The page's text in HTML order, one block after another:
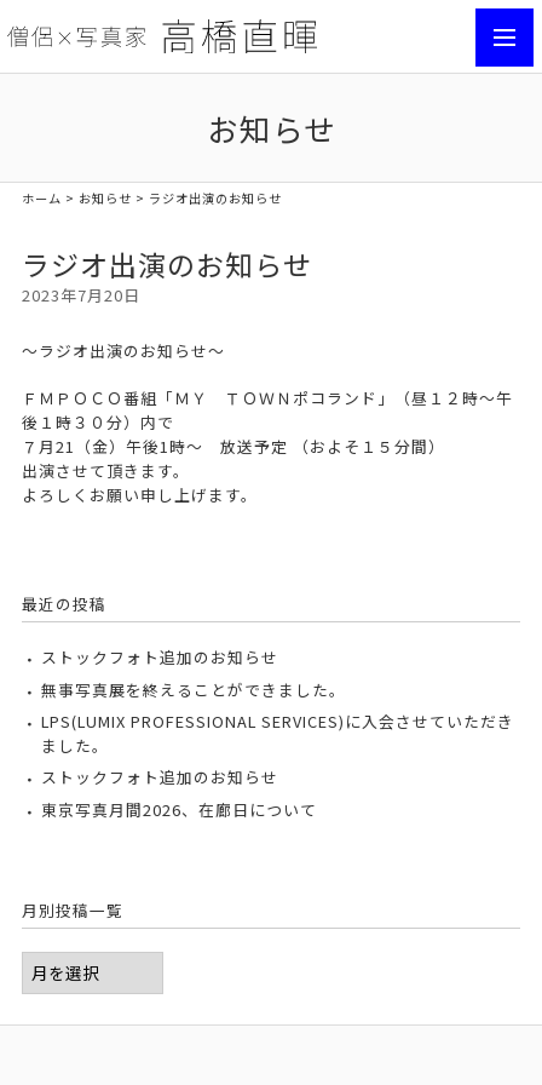
お知らせ
ホーム > お知らせ > ラジオ出演のお知らせ
ラジオ出演のお知らせ
2023年7月20日
〜ラジオ出演のお知らせ〜
ＦＭＰＯＣＯ番組「ＭＹ ＴＯＷＮポコランド」（昼１２時～午
後１時３０分）内で
７月21（金）午後1時～ 放送予定 （およそ１５分間）
出演させて頂きます。
よろしくお願い申し上げます。
最近の投稿
ストックフォト追加のお知らせ
無事写真展を終えることができました。
LPS(LUMIX PROFESSIONAL SERVICES)に入会させていただき
ました。
ストックフォト追加のお知らせ
東京写真月間2026、在廊日について
月別投稿一覧